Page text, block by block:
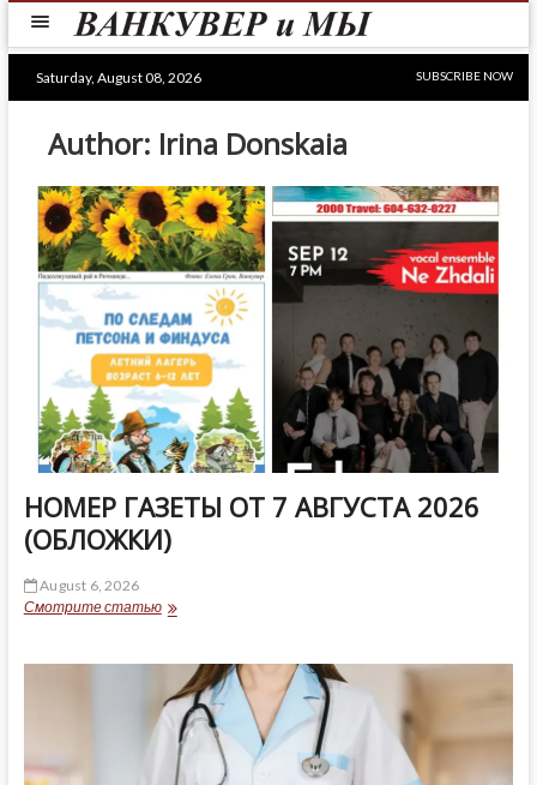
Skip
Saturday, August 08, 2026 SUBSCRIBE NOW
Author: Irina Donskaia
НОМЕР ГАЗЕТЫ ОТ 7 АВГУСТА 2026
(ОБЛОЖКИ)
August 6, 2026
Смотрите статьюНОМЕР
АВГУСТА
2026
(ОБЛОЖКИ)